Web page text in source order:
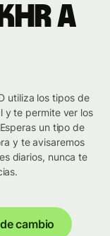
a
utiliza los tipos de
y te permite ver los
un tipo de
y te avisaremos
diarios, nunca te
cambio